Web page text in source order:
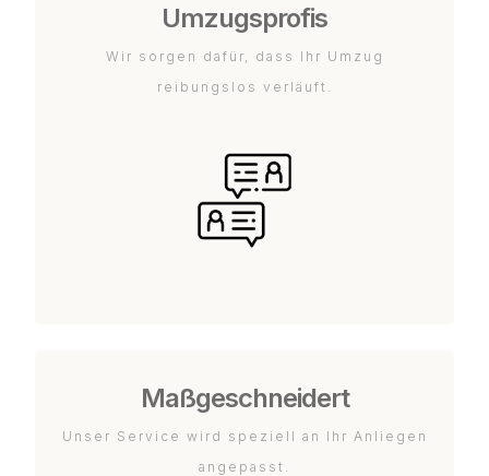
Umzugsprofis
Wir sorgen dafür, dass Ihr Umzug
reibungslos verläuft.
Maßgeschneidert
Unser Service wird speziell an Ihr Anliegen
angepasst.